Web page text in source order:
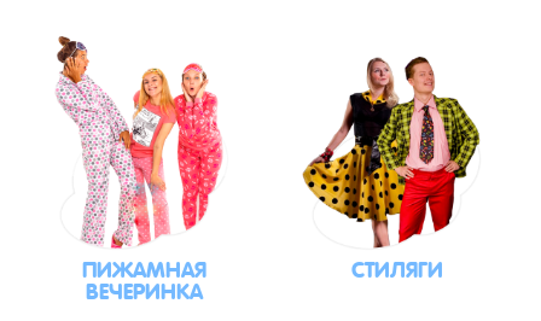
ПИЖАМНАЯ
ВЕЧЕРИНКА СТИЛЯГИ